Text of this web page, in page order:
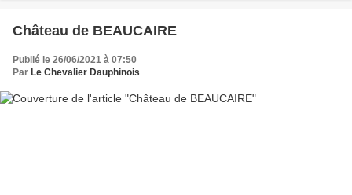
Château de BEAUCAIRE
Publié le 26/06/2021 à 07:50
Par Le Chevalier Dauphinois